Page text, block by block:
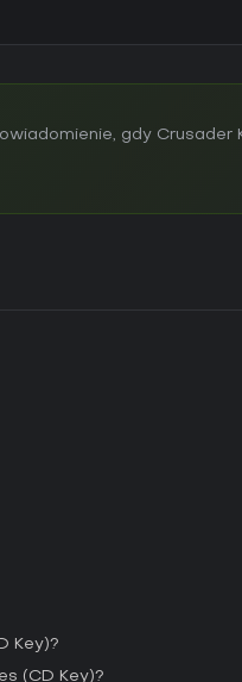
gdy Crusader
Key)?
(CD Key)?